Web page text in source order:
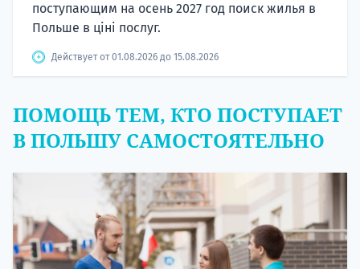
поступающим на осень 2027 год поиск жилья в
Польше в ціні послуг.
Действует от 01.08.2026 до 15.08.2026
ПОМОЩЬ ТЕМ, КТО ПОСТУПАЕТ
В ПОЛЬШУ САМОСТОЯТЕЛЬНО